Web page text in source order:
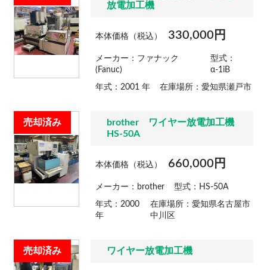
放電加工機
本体価格（税込） 330,000円
メーカー：ファナック
(Fanuc)
型式：
α-1iB
年式：2001 年 在庫場所：愛知県瀬戸市
売却済み
brother ワイヤー放電加工機
HS-50A
本体価格（税込） 660,000円
メーカー：brother 型式：HS-50A
年式：2000
年
在庫場所：愛知県名古屋市
中川区
売却済み ワイヤー放電加工機